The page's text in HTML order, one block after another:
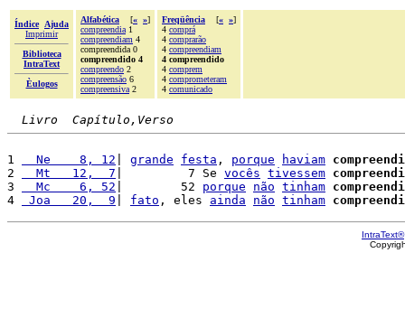
Índice
Ajuda
Imprimir
Biblioteca
IntraText
Èulogos
Alfabética [« »]
compreendia 1
compreendiam 4
compreendida 0
compreendido 4
compreendo 2
compreensão 6
compreensiva 2
Freqüência [« »]
4 comprá
4 comprarão
4 compreendiam
4 compreendido
4 comprem
4 comprometeram
4 comunicado
Livro  Capítulo,Verso
1
  Ne    8, 12
grande festa , porque haviam
2
  Mt   12,  7
|         7 Se vocês tivessem
3
  Mc    6, 52
|        52 porque não tinham
4
Joa   20,  9 fato , eles ainda não tinham
IntraText®